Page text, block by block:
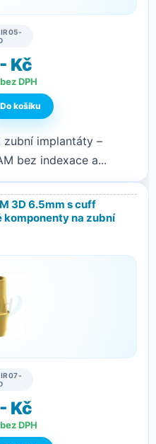
Kč
DPH
implantáty –
bez indexace a...
3D 6.5mm s cuff
na zubní
Kč
DPH